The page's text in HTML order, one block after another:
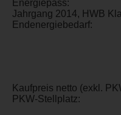
Energiepass:
Jahrgang 2014, HWB
Endenergiebedarf:
Kaufpreis netto (exkl.
PKW-Stellplatz: